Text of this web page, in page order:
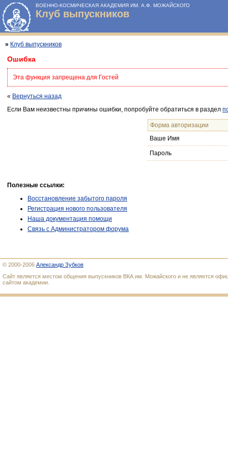
ВОЕННО-КОСМИЧЕСКАЯ АКАДЕМИЯ ИМ. А.Ф. МОЖАЙСКОГО
Клуб выпускников
» Клуб выпускников
Ошибка
Эта функция запрещена для Гостей
« Вернуться назад
Если Вам неизвестны причины ошибки, попробуйте обратиться в раздел
Форма авторизации
Ваше Имя
Пароль
Полезные ссылки:
Восстановление забытого пароля
Регистрация нового пользователя
Наша документация помощи
Связь с Администратором форума
© 2000-2006 Александр Зубков
Сайт является местом общения выпускников ВКА им. Можайского и не является
сайтом академии.